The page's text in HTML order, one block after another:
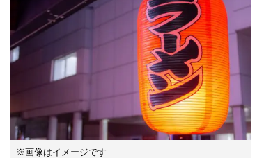
※画像はイメージです